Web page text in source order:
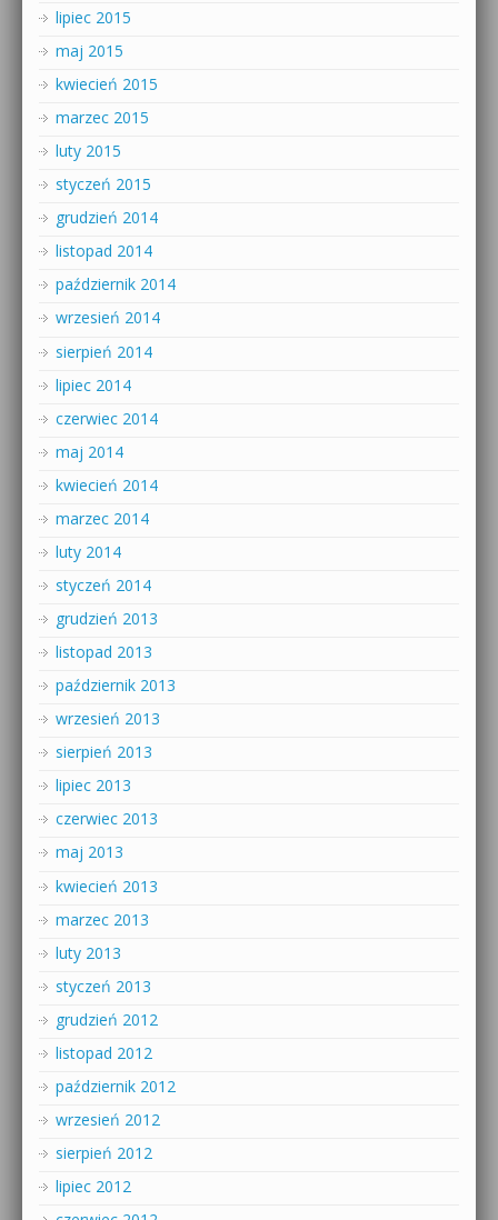
lipiec 2015
maj 2015
kwiecień 2015
marzec 2015
luty 2015
styczeń 2015
grudzień 2014
listopad 2014
październik 2014
wrzesień 2014
sierpień 2014
lipiec 2014
czerwiec 2014
maj 2014
kwiecień 2014
marzec 2014
luty 2014
styczeń 2014
grudzień 2013
listopad 2013
październik 2013
wrzesień 2013
sierpień 2013
lipiec 2013
czerwiec 2013
maj 2013
kwiecień 2013
marzec 2013
luty 2013
styczeń 2013
grudzień 2012
listopad 2012
październik 2012
wrzesień 2012
sierpień 2012
lipiec 2012